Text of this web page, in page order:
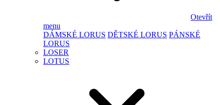
Otevřít
menu
DÁMSKÉ LORUS DĚTSKÉ LORUS PÁNSKÉ
LORUS
LOSER
LOTUS